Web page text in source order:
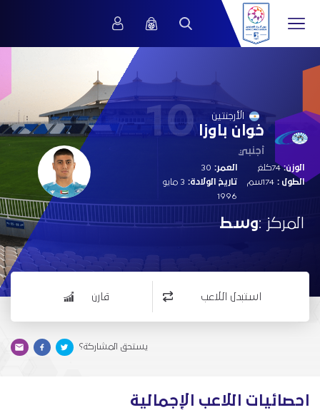
10 الأرجنتين
خوان باوزا
أجنبي
الوزن:74كلغ
الطول :
العمر:
تاريخ الولادة:
3 مايو
1996
المركز :وسط
استبدل اللاعب قارن
يستحق المشاركة؟
احصائيات اللاعب الإجمالية